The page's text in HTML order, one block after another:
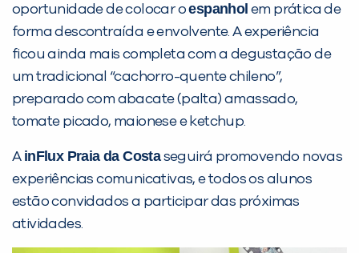
oportunidade de colocar oespanhol em prática de
forma descontraída e envolvente. A experiência
ficou ainda mais completa com a degustação de
um tradicional “cachorro-quente chileno”,
preparado com abacate (palta) amassado,
tomate picado, maionese e ketchup.
A inFlux Praia da Costaseguirá promovendo novas
experiências comunicativas, e todos os alunos
estão convidados a participar das próximas
atividades.
já vamos te colocar em contato
com a :